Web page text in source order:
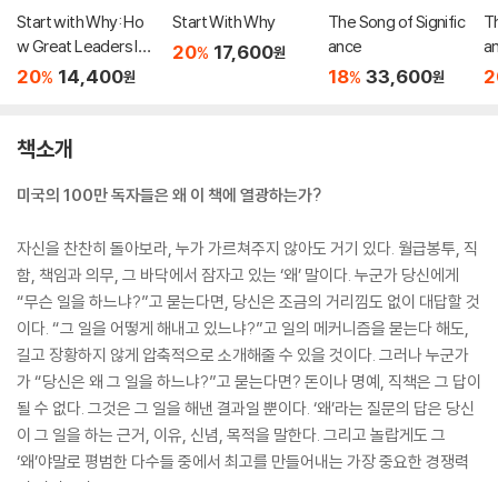
Start with Why: Ho
w Great Leaders Ins
pire Everyone to Ta
20% 14,400원
Start With Why
20% 17,600원
The Song of Signific
ance
18% 33,600원
책소개
미국의 100만 독자들은 왜 이 책에 열광하는가?
자신을 찬찬히 돌아보라, 누가 가르쳐주지 않아도 거기 있다. 월급봉투, 직
함, 책임과 의무, 그 바닥에서 잠자고 있는 ‘왜’ 말이다. 누군가 당신에게
“무슨 일을 하느냐?”고 묻는다면, 당신은 조금의 거리낌도 없이 대답할 것
이다. “그 일을 어떻게 해내고 있느냐?”고 일의 메커니즘을 묻는다 해도,
길고 장황하지 않게 압축적으로 소개해줄 수 있을 것이다. 그러나 누군가
가 “당신은 왜 그 일을 하느냐?”고 묻는다면? 돈이나 명예, 직책은 그 답이
될 수 없다. 그것은 그 일을 해낸 결과일 뿐이다. ‘왜’라는 질문의 답은 당신
이 그 일을 하는 근거, 이유, 신념, 목적을 말한다. 그리고 놀랍게도 그
‘왜’야말로 평범한 다수들 중에서 최고를 만들어내는 가장 중요한 경쟁력